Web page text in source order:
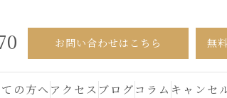
お問い合わせはこちら 無
の方へ アクセス ブログコラム キャンセ